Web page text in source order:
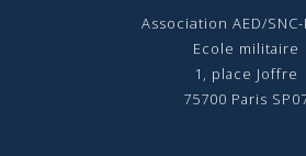
Association AED/SNC-
Ecole militaire
1, place Joffre
75700 Paris